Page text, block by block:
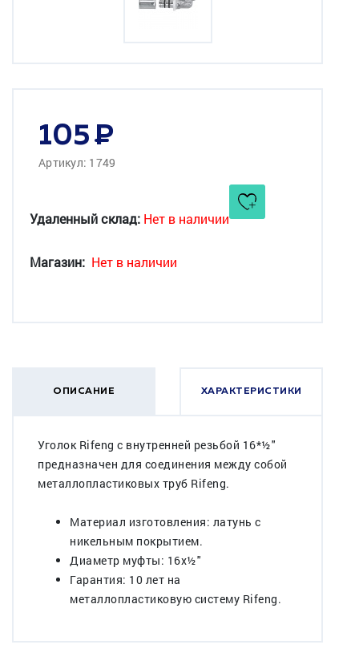
105
Артикул: 1749
Удаленный склад: Нет в наличии
Магазин: Нет в наличии
ОПИСАНИЕ ХАРАКТЕРИСТИКИ
Уголок Rifeng с внутренней резьбой 16*½"
предназначен для соединения между собой
металлопластиковых труб Rifeng.
Материал изготовления: латунь с
никельным покрытием.
Диаметр муфты: 16х½"
Гарантия: 10 лет на
металлопластиковую систему Rifeng.